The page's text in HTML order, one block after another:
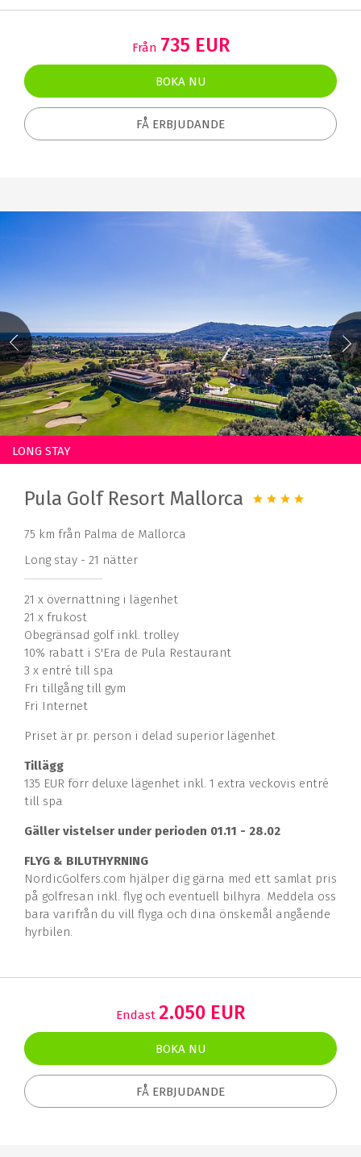
Från 735 EUR
BOKA NU
FÅ ERBJUDANDE
LONG STAY
Pula Golf Resort Mallorca
75 km från Palma de Mallorca
Long stay - 21 nätter
21 x övernattning i lägenhet
21 x frukost
Obegränsad golf inkl. trolley
10% rabatt i S'Era de Pula Restaurant
3 x entré till spa
Fri tillgång till gym
Fri Internet
Priset är pr. person i delad superior lägenhet
Tillägg
135 EUR förr deluxe lägenhet inkl. 1 extra veckovis entré
till spa
Gäller vistelser under perioden 01.11 - 28.02
FLYG & BILUTHYRNING
NordicGolfers.com hjälper dig gärna med ett samlat pris
på golfresan inkl. flyg och eventuell bilhyra. Meddela oss
bara varifrån du vill flyga och dina önskemål angående
hyrbilen.
Endast 2.050 EUR
BOKA NU
FÅ ERBJUDANDE